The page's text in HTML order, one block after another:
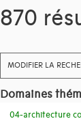
870
MODIFIER LA
Domaines
04-architecture